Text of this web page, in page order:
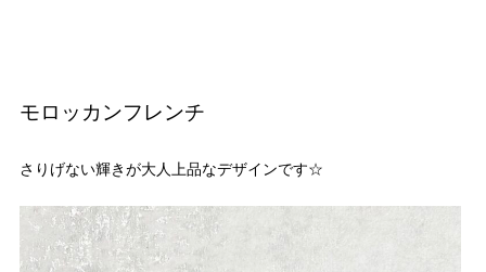
モロッカンフレンチ
さりげない輝きが大人上品なデザインです☆